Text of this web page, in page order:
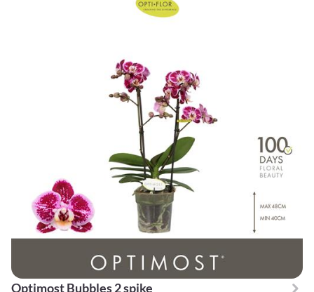
Optimost Bubbles 2 spike